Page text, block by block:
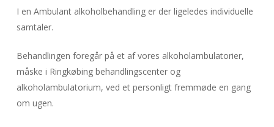
I en Ambulant alkoholbehandling er der ligeledes individuelle
samtaler.
Behandlingen foregår på et af vores alkoholambulatorier,
måske i Ringkøbing behandlingscenter og
alkoholambulatorium, ved et personligt fremmøde en gang
om ugen.